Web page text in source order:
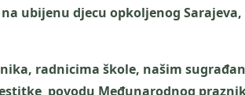
ubijenu djecu opkoljenog
radnicima škole, našim
povodu Međunarodnog